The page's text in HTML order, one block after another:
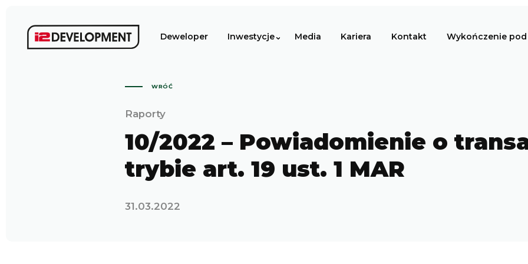
Deweloper Inwestycje Media Kariera Kontakt Wykończenie
WRÓĆ
Raporty
10/2022 – Powiadomienie o
trybie art. 19 ust. 1 MAR
31.03.2022